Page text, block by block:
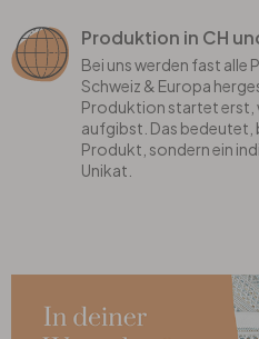
Produktion in CH
Bei uns werden fast alle
Schweiz & Europa
Produktion startet erst,
aufgibst. Das bedeutet,
Produkt, sondern ein
Unikat.